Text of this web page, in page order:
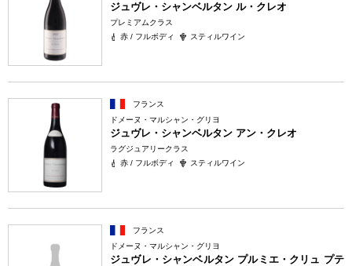
ジュヴレ・シャンベルタン ル・クレオ
プレミアムクラス
赤 / フルボディ
スティルワイン
フランス
ドメーヌ・マルシャン・グリヨ
ジュヴレ・シャンベルタン アン・クレオ
ラグジュアリークラス
赤 / フルボディ
スティルワイン
フランス
ドメーヌ・マルシャン・グリヨ
ジュヴレ・シャンベルタン プルミエ・クリュ プテ